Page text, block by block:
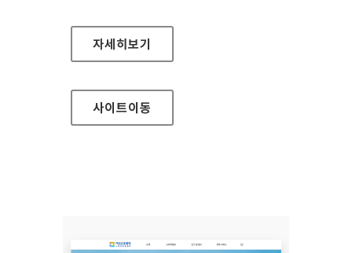
장흥군청
자세히보기
사이트이동